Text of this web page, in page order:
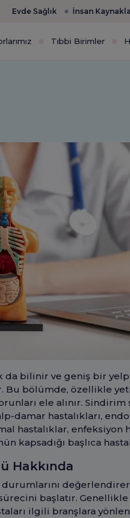
Evde Sağlık İnsan
Tıbbi Birimler
da bilinir ve geniş bir
Bu bölümde, özellikle
ele alınır. Sindirim
damar hastalıkları,
hastalıklar, enfeksiyon
kapsadığı başlıca
Hakkında
sürecini başlatır.
ilgili branşlara